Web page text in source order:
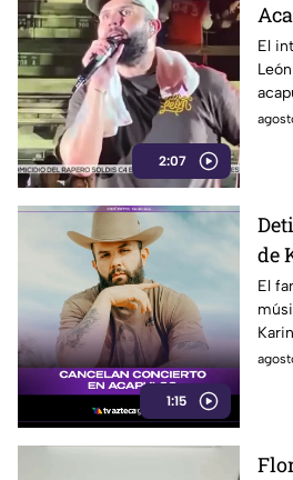
2:07
a
El
1:15
de
El
fin